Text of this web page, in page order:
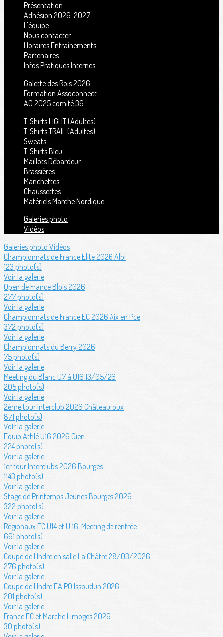
Présentation
Adhésion 2026-2027
L'équipe
Nous contacter
Horaires Entraînements
Partenaires
Infos Pratiques Internes
Galette des Rois 2026
Formation Assoconnect
AG 2025 comité 36
T-Shirts LIGHT (Adultes)
T-Shirts TRAIL (Adultes)
Sweats
T-Shirts Bleu
Maillots Débardeur
Brassières
Manchettes
Chaussettes
Matériels Marche Nordique
Galeries photo
Vidéos
Galeries photo Vidéos
Championnats de France Elite 2026 Albi
123 photo(s)
Voir la galerie
Open de France Blois 2026
277 photo(s)
Voir la galerie
Championnats de France EC 2026 Aix en Pce
372 photo(s)
Voir la galerie
Championnats du Berry 2026
75 photo(s)
Voir la galerie
Meeting du Blanc U7 à U16 13/05/26
205 photo(s)
Voir la galerie
2ème tour Interclub 2026 Châteauroux
871 photo(s)
Voir la galerie
Equip Athlé U16 2026 Gien
224 photo(s)
Voir la galerie
1er tour Interclubs 2026 Bourges
1143 photo(s)
Voir la galerie
Stage de Printemps Jeunes Bourges 2026
322 photo(s)
Voir la galerie
Régionaux EC U14 et U 16, Meeting de rentrée
661 photo(s)
Voir la galerie
Coupe de l'Indre en salle La Châtre 28/03/2026
276 photo(s)
Voir la galerie
Coupe de l'Indre EA PO Issoudun 2026
201 photo(s)
Voir la galerie
France EC et Marche Limoges 2026
30 photo(s)